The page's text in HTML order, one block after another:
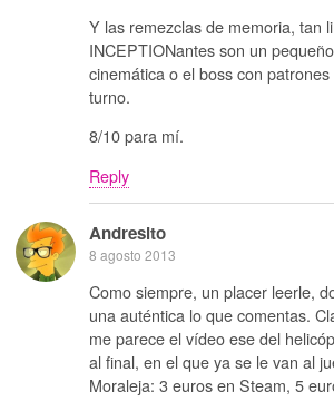
Y las remezclas de memoria, tan
INCEPTIONantes son un
cinemática o el boss con
turno.
8/10 para mí.
Reply
Andresito
8 agosto 2013
Como siempre, un placer leerle,
una auténtica lo que comentas.
me parece el vídeo ese del
al final, en el que ya se le van al
Moraleja: 3 euros en Steam, 5